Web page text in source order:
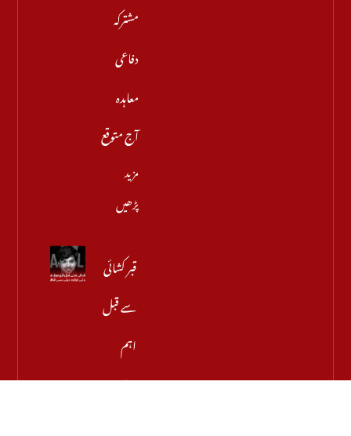
مشترکہ
دفاعی
معاہدہ
آج متوقع
مزید
پڑھیں
قبر کشائی
سے قبل
اہم
موڑ، میر